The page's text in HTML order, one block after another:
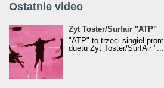
Ostatnie video
Żyt Toster/SurfAir - ATP VIDEO
Żyt Toster/Surfair "ATP"
"ATP" to trzeci singiel
duetu Żyt Toster/SurfAir "...